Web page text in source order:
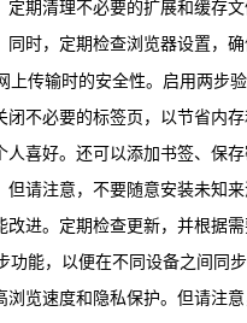
期清理不必要的扩展和缓存
时，定期检查浏览器设置，确
传输时的安全性。启用两步
不必要的标签页，以节省内存
喜好。还可以添加书签、保存
请注意，不要随意安装未知来
进。定期检查更新，并根据需
能，以便在不同设备之间同
览速度和隐私保护。但请注